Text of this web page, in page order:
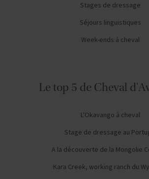
Stages de dressage
Séjours linguistiques
Week-ends à cheval
Le top 5 de Cheval
L'Okavango à cheval
Stage de dressage au
A la découverte de la Mongolie
Kara Creek, working ranch du